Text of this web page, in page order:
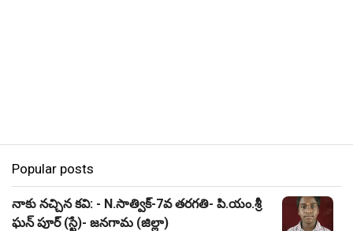
Popular posts
నాకు నచ్చిన కవి: - N.సాత్విక్-7వ తరగతి- పి.యం.శ్రీ
ఘన్ పూర్ (స్టే)- జనగామ (జిల్లా)